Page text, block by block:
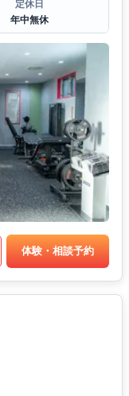
定休日
年中無休
体験・相談予約